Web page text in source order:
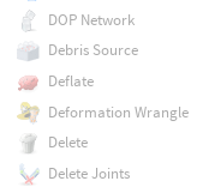
DOP Network
Debris Source
Deflate
Deformation Wrangle
Delete
Delete Joints